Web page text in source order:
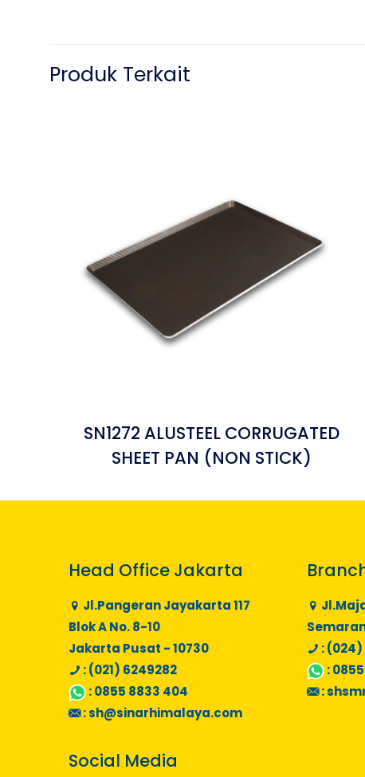
Produk Terkait
SN1272 ALUSTEEL CORRUGATED
SHEET PAN (NON STICK)
Head Office Jakarta
Jl.Pangeran Jayakarta 117
Blok A No. 8-10
Jakarta Pusat - 10730
: (021) 6249282
:0855 8833 404
:sh@sinarhimalaya.com
: (024)
:
:
Social Media